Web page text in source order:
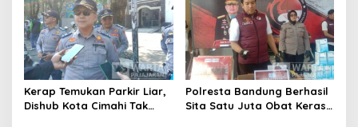
Kerap Temukan Parkir Liar,
Dishub Kota Cimahi Tak
Polresta Bandung Berhasil
Sita Satu Juta Obat Keras